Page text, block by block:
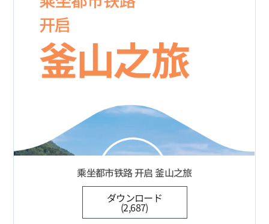
乘坐都市铁路 开启 釜山之旅
ダウンロード
(2,687)